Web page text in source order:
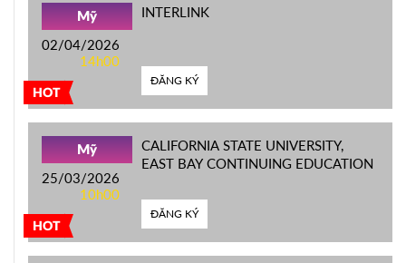
HOT
Mỹ
02/04/2026
14h00
INTERLINK
ĐĂNG KÝ
HOT
Mỹ
25/03/2026
10h00
CALIFORNIA STATE UNIVERSITY,
EAST BAY CONTINUING EDUCATION
ĐĂNG KÝ